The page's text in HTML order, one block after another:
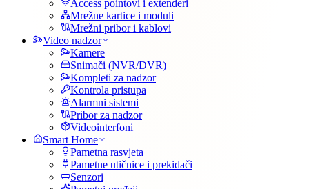
Access pointovi i extenderi
Mrežne kartice i moduli
Mrežni pribor i kablovi
Video nadzor
Kamere
Snimači (NVR/DVR)
Kompleti za nadzor
Kontrola pristupa
Alarmni sistemi
Pribor za nadzor
Videointerfoni
Smart Home
Pametna rasvjeta
Pametne utičnice i prekidači
Senzori